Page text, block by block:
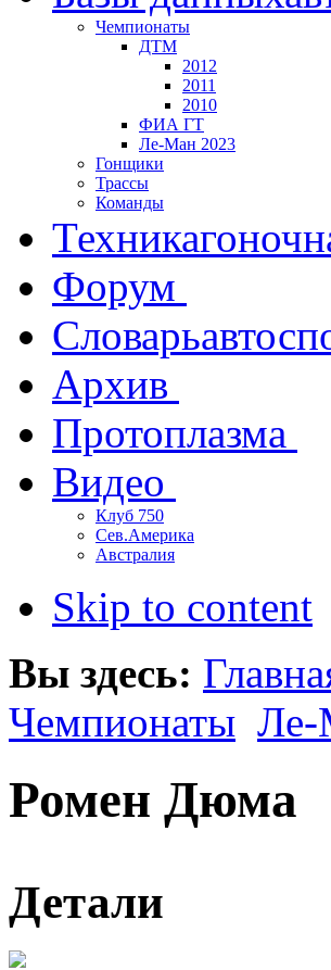
Чемпионаты
ДТМ
2012
2011
2010
ФИА ГТ
Ле-Ман 2023
Гонщики
Трассы
Команды
Техника
Форум
Словарь
Архив
Протоплазма
Видео
Клуб 750
Сев.Америка
Австралия
Skip to content
Вы здесь:
Чемпионаты Ле-
Ромен Дюма
Детали